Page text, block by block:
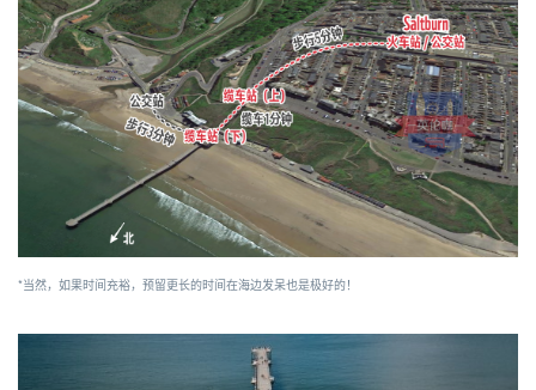
*当然，如果时间充裕，预留更长的时间在海边发呆也是极好的！